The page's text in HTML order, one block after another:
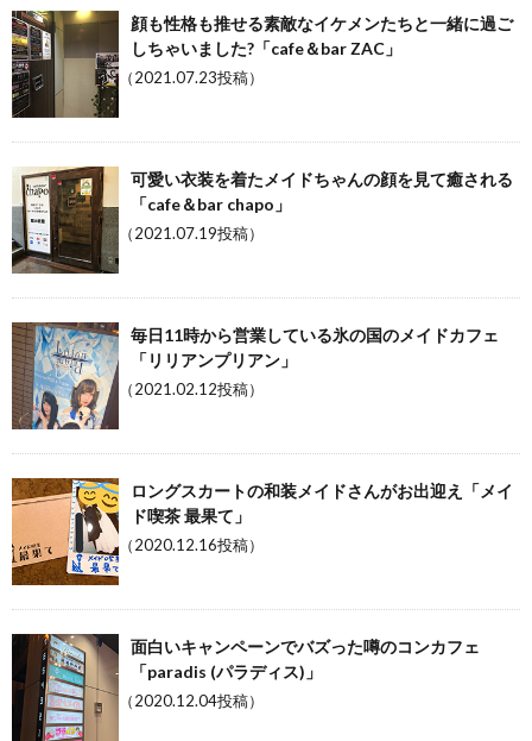
顔も性格も推せる素敵なイケメンたちと一緒に過ご
しちゃいました?「cafe＆bar ZAC」
（2021.07.23投稿）
可愛い衣装を着たメイドちゃんの顔を見て癒される
「cafe＆bar chapo」
（2021.07.19投稿）
毎日11時から営業している氷の国のメイドカフェ
「リリアンプリアン」
（2021.02.12投稿）
ロングスカートの和装メイドさんがお出迎え「メイ
ド喫茶 最果て」
（2020.12.16投稿）
面白いキャンペーンでバズった噂のコンカフェ
「paradis (パラディス)」
（2020.12.04投稿）